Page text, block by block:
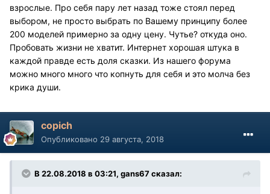
взрослые. Про себя пару лет назад тоже стоял перед
выбором, не просто выбрать по Вашему принципу более
200 моделей примерно за одну цену. Чутье? откуда оно.
Пробовать жизни не хватит. Интернет хорошая штука в
каждой правде есть доля сказки. Из нашего форума
можно много много что копнуть для себя и это молча без
крика души.
copich
Опубликовано 29 августа, 2018
В 22.08.2018 в 03:21, gans67 сказал: